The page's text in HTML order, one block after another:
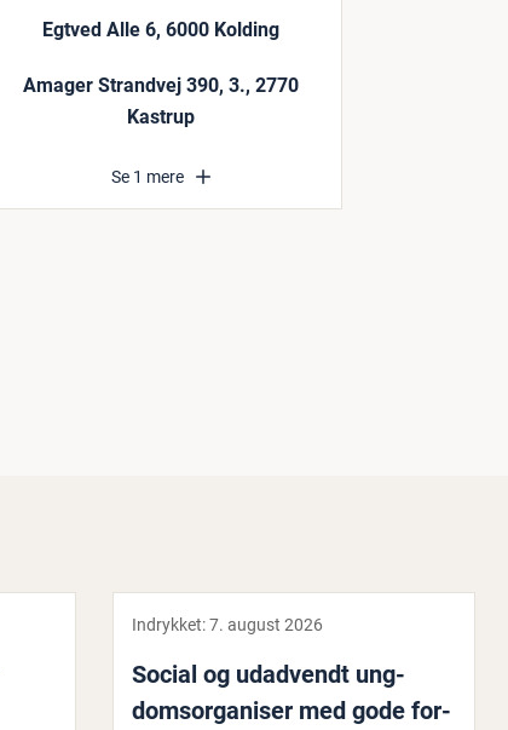
Egtved Alle 6, 6000 Kolding
Amager Strandvej 390, 3., 2770
Kastrup
Se 1 mere
Indrykket:7. august 2026
Social og udadvendt ung­
domsor­ga­ni­ser med gode for­